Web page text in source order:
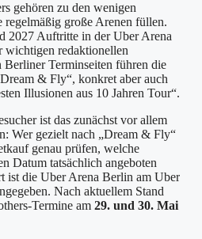
gehören zu den wenigen
regelmäßig große Arenen füllen.
2027 Auftritte in der Uber Arena
wichtigen redaktionellen
Terminseiten führen die
& Fly“, konkret aber auch
Illusionen aus 10 Jahren Tour“.
ist das zunächst vor allem
Wer gezielt nach „Dream & Fly“
genau prüfen, welche
Datum tatsächlich angeboten
ist die Uber Arena Berlin am Uber
Nach aktuellem Stand
Termine am 29. und 30. Mai